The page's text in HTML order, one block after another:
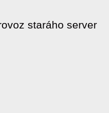
staráho server